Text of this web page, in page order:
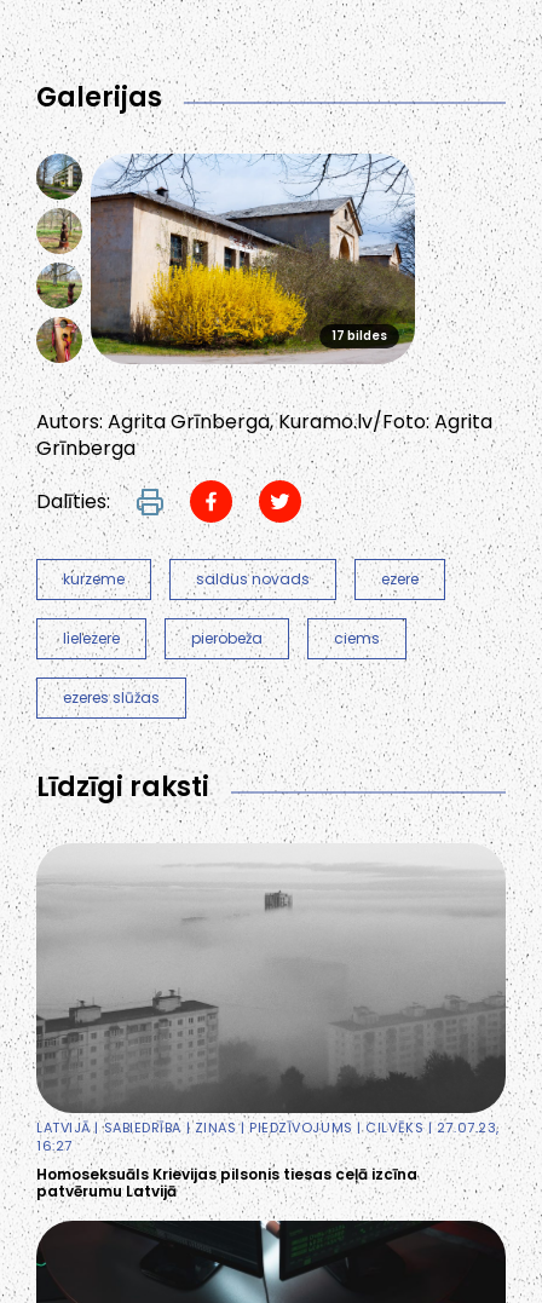
Galerijas
17 bildes
Autors: Agrita Grīnberga, Kuramo.lv/Foto: Agrita
Grīnberga
Dalīties:
kurzeme saldus novads ezere
lielezere pierobeža ciems
ezeres slūžas
Līdzīgi raksti
LATVIJĀ|SABIEDRĪBA|ZIŅAS|PIEDZĪVOJUMS |CILVĒKS| 27.07.23,
16:27
Homoseksuāls Krievijas pilsonis tiesas ceļā izcīna
patvērumu Latvijā